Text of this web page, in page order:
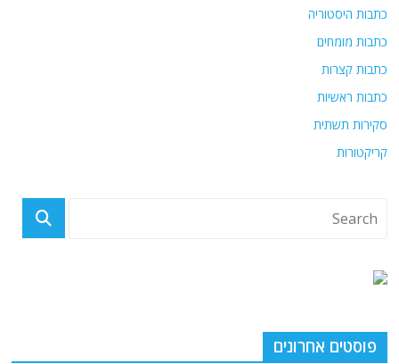
כתבות היסטוריה
כתבות מומחים
כתבות קצרות
כתבות ראשיות
סקירות תשתית
קריקטורות
פוסטים אחרונים